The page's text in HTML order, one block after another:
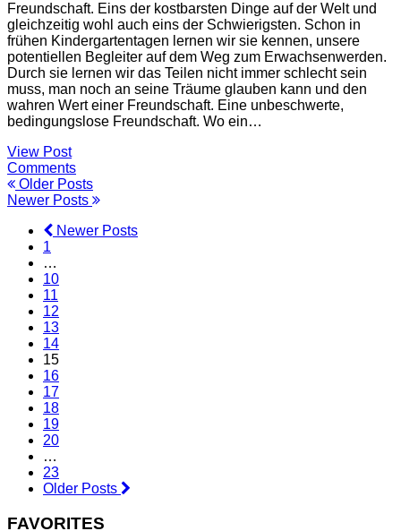
Freundschaft. Eins der kostbarsten Dinge auf der Welt und
gleichzeitig wohl auch eins der Schwierigsten. Schon in
frühen Kindergartentagen lernen wir sie kennen, unsere
potentiellen Begleiter auf dem Weg zum Erwachsenwerden.
Durch sie lernen wir das Teilen nicht immer schlecht sein
muss, man noch an seine Träume glauben kann und den
wahren Wert einer Freundschaft. Eine unbeschwerte,
bedingungslose Freundschaft. Wo ein…
View Post
Comments
Older Posts
Newer Posts
Newer Posts
1
…
10
11
12
13
14
15
16
17
18
19
20
…
23
Older Posts
FAVORITES